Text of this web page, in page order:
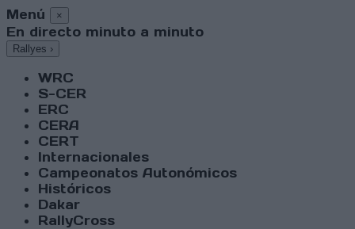
Menú ×
En directo minuto a minuto
Rallyes ›
WRC
S-CER
ERC
CERA
CERT
Internacionales
Campeonatos Autonómicos
Históricos
Dakar
RallyCross